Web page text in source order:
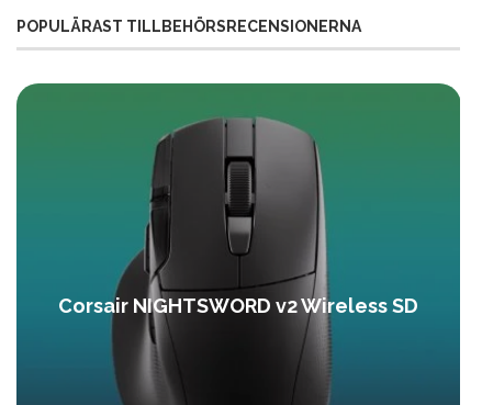
POPULÄRAST TILLBEHÖRSRECENSIONERNA
Corsair NIGHTSWORD v2 Wireless SD